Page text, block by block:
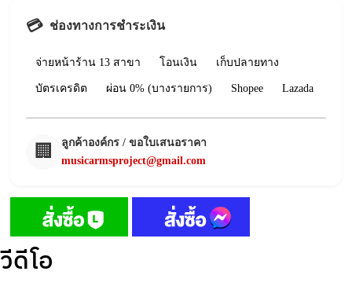
💳 ช่องทางการชำระเงิน
จ่ายหน้าร้าน 13 สาขา โอนเงิน เก็บปลายทาง
บัตรเครดิต ผ่อน 0% (บางรายการ) Shopee Lazada
🏢
ลูกค้าองค์กร / ขอใบเสนอราคา
musicarmsproject@gmail.com
วีดีโอ